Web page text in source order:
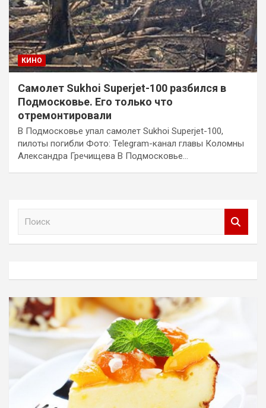
КИНО
Самолет Sukhoi Superjet-100 разбился в
Подмосковье. Его только что
отремонтировали
В Подмосковье упал самолет Sukhoi Superjet-100,
пилоты погибли Фото: Telegram-канал главы Коломны
Александра Гречищева В Подмосковье…